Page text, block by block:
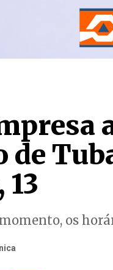
de
13
os